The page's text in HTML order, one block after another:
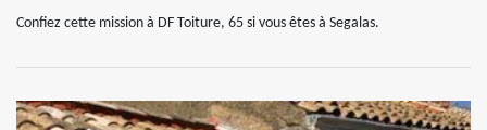
Confiez cette mission à DF Toiture, 65 si vous êtes à Segalas.